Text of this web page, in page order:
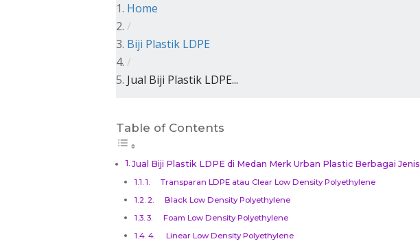
Home
/
Biji Plastik LDPE
/
Jual Biji Plastik LDPE...
Table of Contents
Jual Biji Plastik LDPE di Medan Merk Urban Plastic Berbagai Jenis
1. Transparan LDPE atau Clear Low Density Polyethylene
2. Black Low Density Polyethylene
3. Foam Low Density Polyethylene
4. Linear Low Density Polyethylene